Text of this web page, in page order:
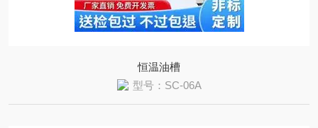
恒温油槽
型号：SC-06A